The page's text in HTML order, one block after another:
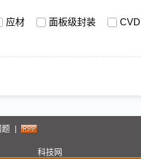
应材 面板级封装 CVD
题
科技网